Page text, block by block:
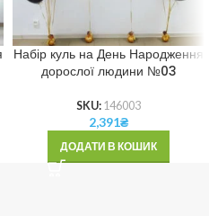
Набір куль на День Народження
дорослої людини №03
SKU: 146003
2,391₴
ДОДАТИ В КОШИК